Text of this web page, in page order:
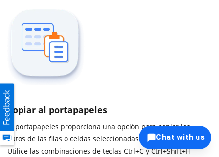
Copiar al portapapeles
El portapapeles proporciona una opción para copiar los
datos de las filas o celdas seleccionadas al portapapeles.
Utilice las combinaciones de teclas Ctrl+C y Ctrl+Shift+H
Chat with us